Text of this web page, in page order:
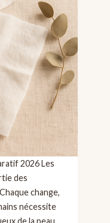
2026 Les
des
change,
nécessite